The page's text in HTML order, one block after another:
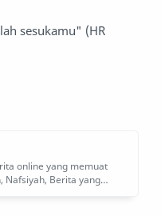
sesukamu" (HR